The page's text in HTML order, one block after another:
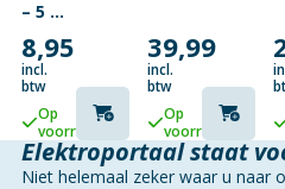
– 5 –
MHZ
/ 950
–
2400
MHZ
8,95
incl.
btw
Op
voorraad
39,99
incl.
btw
Op
voorraad
|
Elektroportaal staat
Niet helemaal zeker waar u naar